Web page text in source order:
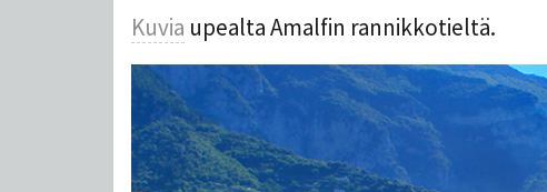
Kuvia upealta Amalfin rannikkotieltä.